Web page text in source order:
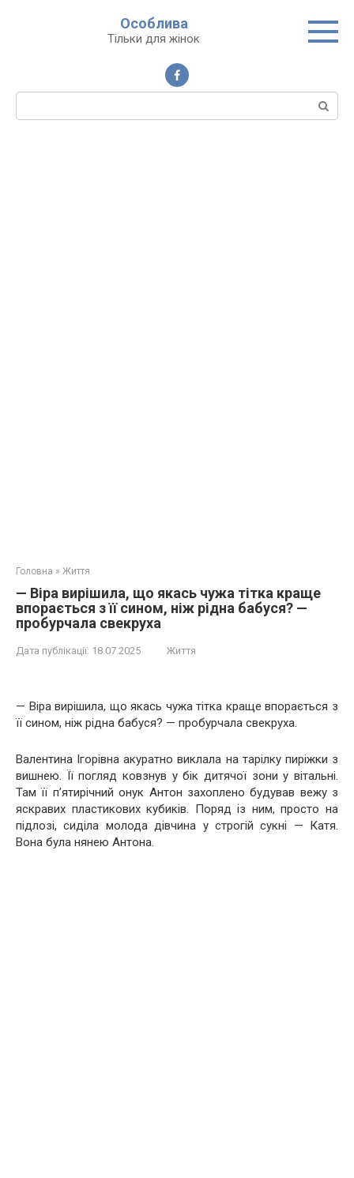
Особлива
Тільки для жінок
Пошук:
Головна » Життя
— Віра вирішила, що якась чужа тітка краще
впорається з її сином, ніж рідна бабуся? —
пробурчала свекруха
Дата публікації: 18.07.2025 Життя
— Віра вирішила, що якась чужа тітка краще впорається з
її сином, ніж рідна бабуся? — пробурчала свекруха.
Валентина Ігорівна акуратно виклала на тарілку пиріжки з
вишнею. Її погляд ковзнув у бік дитячої зони у вітальні.
Там її п’ятирічний онук Антон захоплено будував вежу з
яскравих пластикових кубиків. Поряд із ним, просто на
підлозі, сиділа молода дівчина у строгій сукні — Катя.
Вона була нянею Антона.